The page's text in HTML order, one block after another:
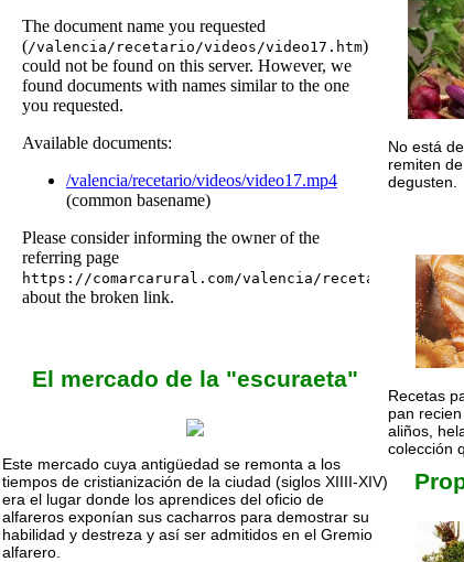
El mercado de la "escuraeta"
Este mercado cuya antigüedad se remonta a los
tiempos de cristianización de la ciudad (siglos XIIII-XIV)
era el lugar donde los aprendices del oficio de
alfareros exponían sus cacharros para demostrar su
habilidad y destreza y así ser admitidos en el Gremio
alfarero.
No está
remiten
degusten.
Recetas
pan
aliños,
colección